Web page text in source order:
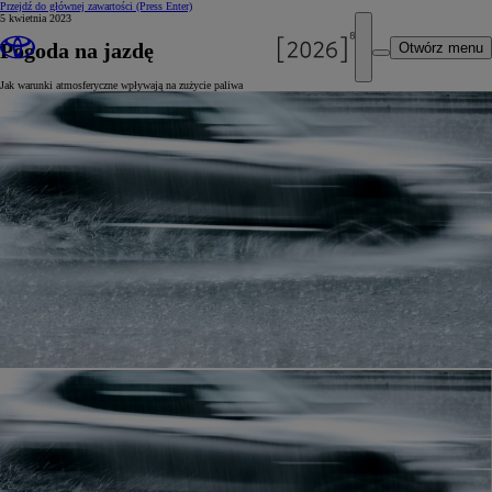
Przejdź do głównej zawartości (Press Enter)
Otwórz menu
5 kwietnia 2023
Pogoda na jazdę
Jak warunki atmosferyczne wpływają na zużycie paliwa